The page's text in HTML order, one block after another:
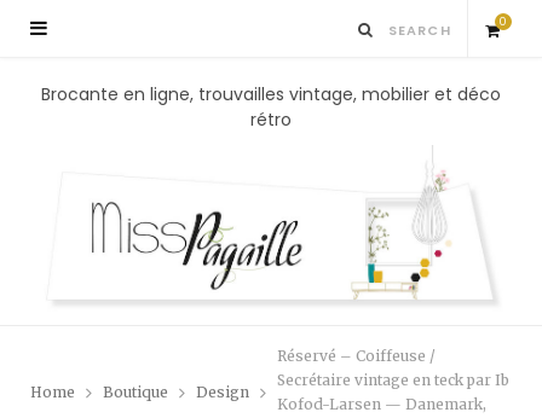
0
S
p
i
Brocante en ligne, trouvailles vintage, mobilier et déco
rétro
Home Boutique Design
Réservé – Coiffeuse /
Secrétaire vintage en teck par Ib
Kofod-Larsen — Danemark,